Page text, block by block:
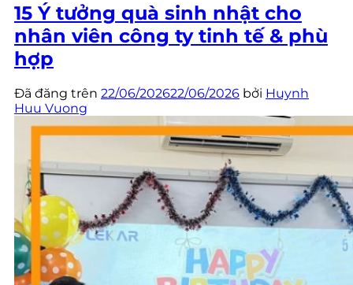
15 Ý tưởng quà sinh nhật cho
nhân viên công ty tinh tế & phù
hợp
Đã đăng trên 22/06/202622/06/2026 bởi Huynh
Huu Vuong